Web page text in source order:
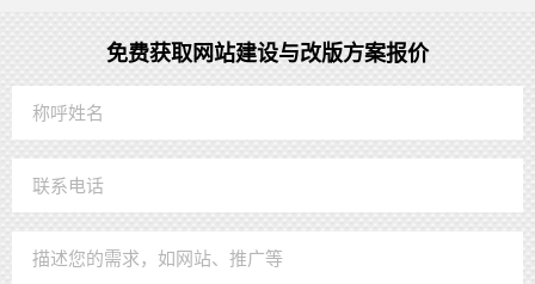
免费获取网站建设与改版方案报价